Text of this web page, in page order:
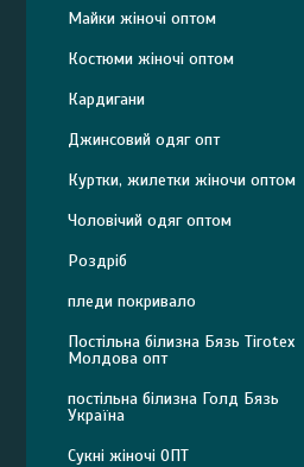
Майки жіночі оптом
Костюми жіночі оптом
Кардигани
Джинсовий одяг опт
Куртки, жилетки жіночи оптом
Чоловічий одяг оптом
Роздріб
пледи покривало
Постільна білизна Бязь Tirotex
Молдова опт
постільна білизна Голд Бязь
Україна
Сукні жіночі ОПТ